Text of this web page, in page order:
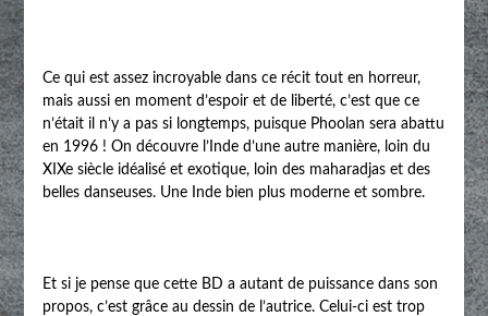
Ce qui est assez incroyable dans ce récit tout en horreur,
mais aussi en moment d’espoir et de liberté, c’est que ce
n’était il n’y a pas si longtemps, puisque Phoolan sera abattu
en 1996 ! On découvre l’Inde d’une autre manière, loin du
XIXe siècle idéalisé et exotique, loin des maharadjas et des
belles danseuses. Une Inde bien plus moderne et sombre.
Et si je pense que cette BD a autant de puissance dans son
propos, c’est grâce au dessin de l’autrice. Celui-ci est trop